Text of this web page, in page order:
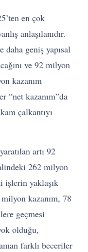
en çok
anlaşılanıdır.
daha geniş yapısal
ve 92 milyon
kazanım
“net kazanım”da
çalkantıyı
artı 92
262 milyon
işlerin yaklaşık
kazanım, 78
geçmesi
olduğu,
farklı beceriler